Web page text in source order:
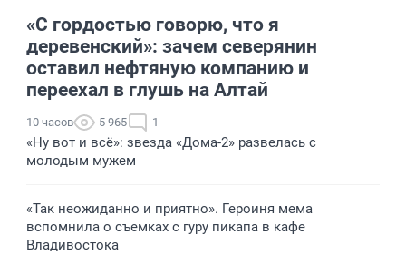
«С гордостью говорю, что я
деревенский»: зачем северянин
оставил нефтяную компанию и
переехал в глушь на Алтай
10 часов 5 965 1
«Ну вот и всё»: звезда «Дома-2» развелась с
молодым мужем
«Так неожиданно и приятно». Героиня мема
вспомнила о съемках с гуру пикапа в кафе
Владивостока